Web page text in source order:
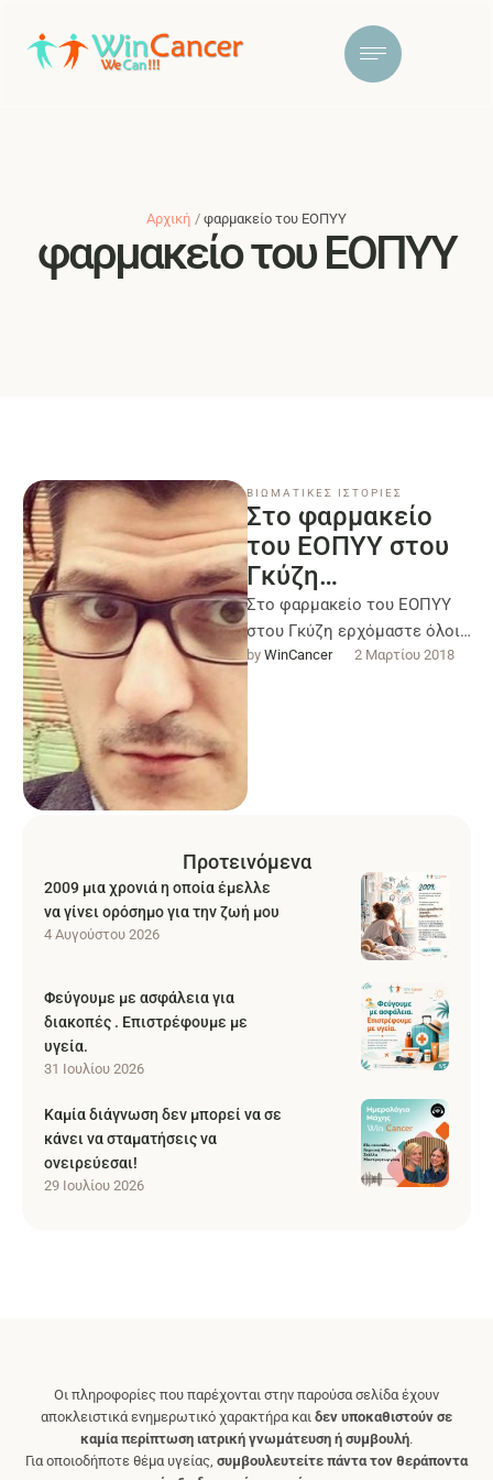
Αρχική / φαρμακείο του ΕΟΠΥΥ
φαρμακείο του ΕΟΠΥΥ
ΒΙΩΜΑΤΙΚΕΣ ΙΣΤΟΡΙΕΣ
Στο φαρμακείο
του ΕΟΠΥΥ στου
Γκύζη…
Στο φαρμακείο του ΕΟΠΥΥ
στου Γκύζη ερχόμαστε όλοι
οι καρκινοπαθείς για να
by WinCancer 2 Μαρτίου 2018
Προτεινόμενα
2009 μια χρονιά η οποία έμελλε
να γίνει ορόσημο για την ζωή μου
4 Αυγούστου 2026
Φεύγουμε με ασφάλεια για
διακοπές . Επιστρέφουμε με
υγεία.
31 Ιουλίου 2026
Καμία διάγνωση δεν μπορεί να σε
κάνει να σταματήσεις να
ονειρεύεσαι!
29 Ιουλίου 2026
Οι πληροφορίες που παρέχονται στην παρούσα σελίδα έχουν
αποκλειστικά ενημερωτικό χαρακτήρα και δεν υποκαθιστούν σε
καμία περίπτωση ιατρική γνωμάτευση ή συμβουλή.
Για οποιοδήποτε θέμα υγείας, συμβουλευτείτε πάντα τον θεράποντα